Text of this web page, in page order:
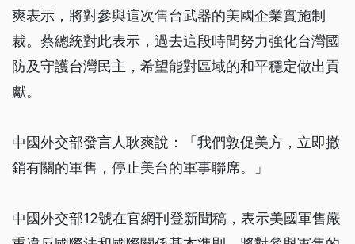
爽表示，將對參與這次售台武器的美國企業實施制
裁。蔡總統對此表示，過去這段時間努力強化台灣國
防及守護台灣民主，希望能對區域的和平穩定做出貢
獻。
中國外交部發言人耿爽說：「我們敦促美方，立即撤
銷有關的軍售，停止美台的軍事聯席。」
中國外交部12號在官網刊登新聞稿，表示美國軍售嚴